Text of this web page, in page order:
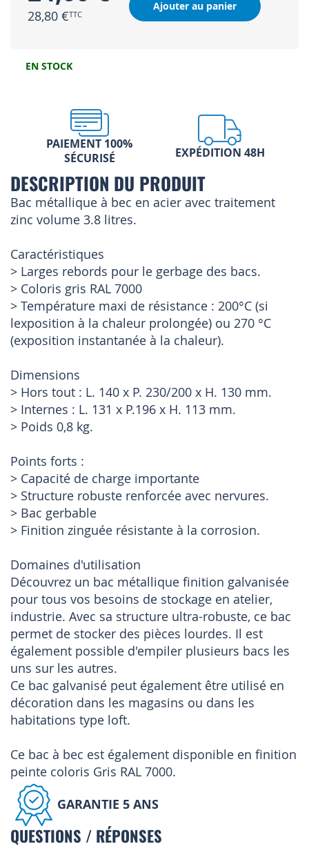
28,80 €
Ajouter au panier
EN STOCK
PAIEMENT 100%
SÉCURISÉ
EXPÉDITION 48H
DESCRIPTION DU PRODUIT
Bac métallique à bec en acier avec traitement
zinc volume 3.8 litres.
Caractéristiques
> Larges rebords pour le gerbage des bacs.
> Coloris gris RAL 7000
> Température maxi de résistance : 200°C (si
lexposition à la chaleur prolongée) ou 270 °C
(exposition instantanée à la chaleur).
Dimensions
> Hors tout : L. 140 x P. 230/200 x H. 130 mm.
> Internes : L. 131 x P.196 x H. 113 mm.
> Poids 0,8 kg.
Points forts :
> Capacité de charge importante
> Structure robuste renforcée avec nervures.
> Bac gerbable
> Finition zinguée résistante à la corrosion.
Domaines d'utilisation
Découvrez un bac métallique finition galvanisée
pour tous vos besoins de stockage en atelier,
industrie. Avec sa structure ultra-robuste, ce bac
permet de stocker des pièces lourdes. Il est
également possible d'empiler plusieurs bacs les
uns sur les autres.
Ce bac galvanisé peut également être utilisé en
décoration dans les magasins ou dans les
habitations type loft.
Ce bac à bec est également disponible en finition
peinte coloris Gris RAL 7000.
GARANTIE 5 ANS
QUESTIONS / RÉPONSES